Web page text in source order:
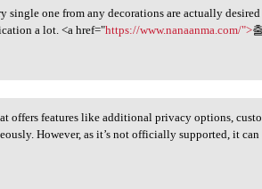
single one from any decorations are actually
a lot. <a href="https://www.nanaanma.com/">
offers features like additional privacy options,
However, as it’s not officially supported, it can